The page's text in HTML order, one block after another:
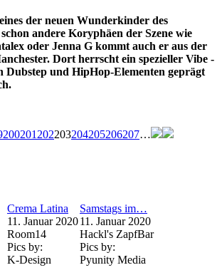
der neuen Wunderkinder des
andere Koryphäen der Szene wie
oder Jenna G kommt auch er aus der
Dort herrscht ein spezieller Vibe -
Dubstep und HipHop-Elementen geprägt
200201 202203204205206207…
Crema Latina
11. Januar 2020
Room14
Pics by:
K-Design
Samstags im…
11. Januar 2020
Hackl's ZapfBar
Pics by:
Pyunity Media